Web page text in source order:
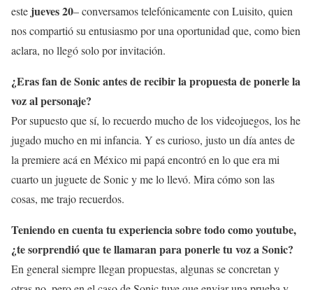
este jueves 20– conversamos telefónicamente con Luisito, quien
nos compartió su entusiasmo por una oportunidad que, como bien
aclara, no llegó solo por invitación.
¿Eras fan de Sonic antes de recibir la propuesta de ponerle la
voz al personaje?
Por supuesto que sí, lo recuerdo mucho de los videojuegos, los he
jugado mucho en mi infancia. Y es curioso, justo un día antes de
la premiere acá en México mi papá encontró en lo que era mi
cuarto un juguete de Sonic y me lo llevó. Mira cómo son las
cosas, me trajo recuerdos.
Teniendo en cuenta tu experiencia sobre todo como youtube,
¿te sorprendió que te llamaran para ponerle tu voz a Sonic?
En general siempre llegan propuestas, algunas se concretan y